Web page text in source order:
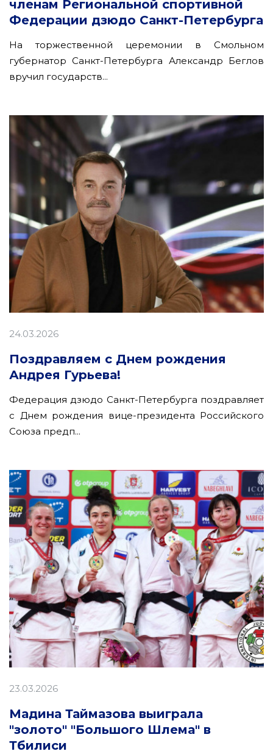
членам Региональной спортивной
Федерации дзюдо Санкт-Петербурга
На торжественной церемонии в Смольном
губернатор Санкт-Петербурга Александр Беглов
вручил государств...
24.03.2026
Поздравляем с Днем рождения
Андрея Гурьева!
Федерация дзюдо Санкт-Петербурга поздравляет
с Днем рождения вице-президента Российского
Союза предп...
23.03.2026
Мадина Таймазова выиграла
"золото" "Большого Шлема" в
Тбилиси